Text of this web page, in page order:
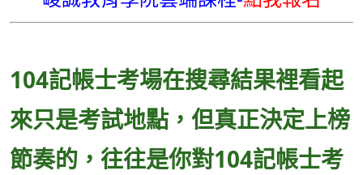
104記帳士考場在搜尋結果裡看起
來只是考試地點，但真正決定上榜
節奏的，往往是你對104記帳士考